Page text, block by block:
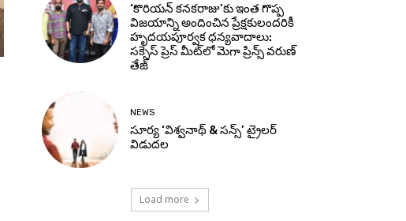
‘కొరియన్ కనకరాజు’కు ఇంత గొప్ప
విజయాన్ని అందించిన ప్రేక్షకులందరికీ
హృదయపూర్వక ధన్యవాదాలు:
సక్సెస్ ప్రెస్ మీట్‌లో మెగా ప్రిన్స్ వరుణ్
తేజ్
NEWS
సూర్య ‘విశ్వనాథ్ & సన్స్’ ట్రైలర్
విడుదల
Load more